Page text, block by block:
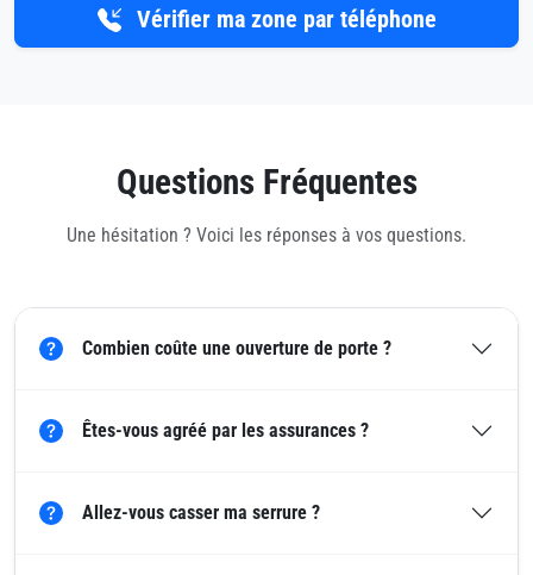
Vérifier ma zone par téléphone
Questions Fréquentes
Une hésitation ? Voici les réponses à vos questions.
Combien coûte une ouverture de porte ?
Êtes-vous agréé par les assurances ?
Allez-vous casser ma serrure ?